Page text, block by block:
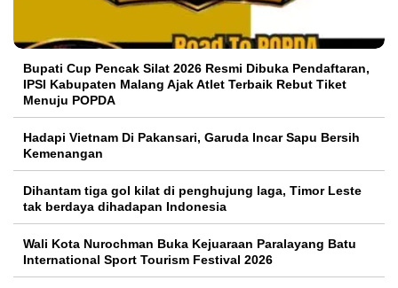
Bupati Cup Pencak Silat 2026 Resmi Dibuka Pendaftaran,
IPSI Kabupaten Malang Ajak Atlet Terbaik Rebut Tiket
Menuju POPDA
Hadapi Vietnam Di Pakansari, Garuda Incar Sapu Bersih
Kemenangan
Dihantam tiga gol kilat di penghujung laga, Timor Leste
tak berdaya dihadapan Indonesia
Wali Kota Nurochman Buka Kejuaraan Paralayang Batu
International Sport Tourism Festival 2026